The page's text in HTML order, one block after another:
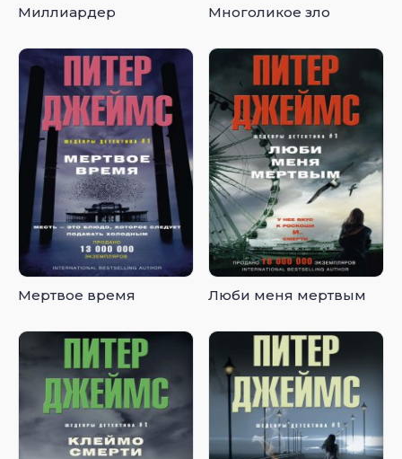
Миллиардер Многоликое зло
Мертвое время Люби меня мертвым